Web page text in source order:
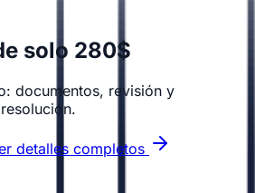
solo 280$
documentos, revisión y
detalles completos